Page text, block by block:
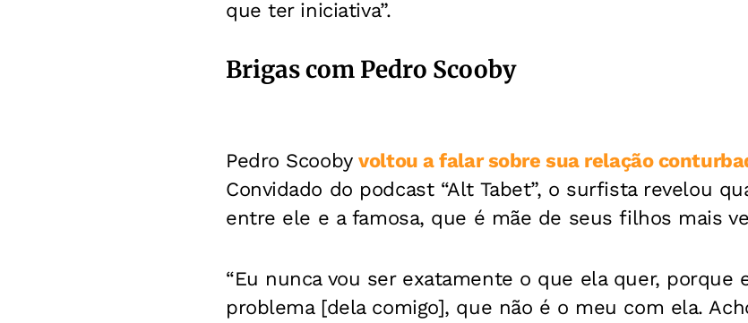
que ter iniciativa”.
Brigas com Pedro Scooby
Pedro Scoobyvoltou a falar sobre sua relação
Convidado do podcast “Alt Tabet”, o surfista revelou
entre ele e a famosa, que é mãe de seus filhos mais
“Eu nunca vou ser exatamente o que ela quer, porque
problema [dela comigo], que não é o meu com ela.